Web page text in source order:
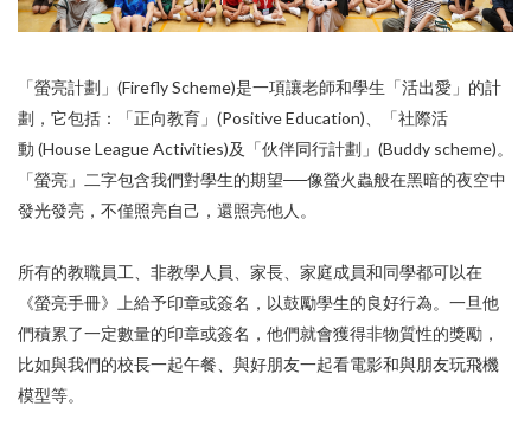
「螢亮計劃」(Firefly Scheme)是一項讓老師和學生「活出愛」的計
劃，它包括：「正向教育」(Positive Education)、「社際活
動 (House League Activities)及「伙伴同行計劃」(Buddy scheme)。
「螢亮」二字包含我們對學生的期望──像螢火蟲般在黑暗的夜空中
發光發亮，不僅照亮自己，還照亮他人。
所有的教職員工、非教學人員、家長、家庭成員和同學都可以在
《螢亮手冊》上給予印章或簽名，以鼓勵學生的良好行為。一旦他
們積累了一定數量的印章或簽名，他們就會獲得非物質性的獎勵，
比如與我們的校長一起午餐、與好朋友一起看電影和與朋友玩飛機
模型等。